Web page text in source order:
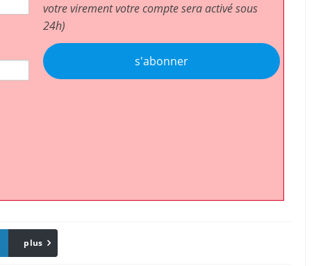
votre virement votre compte sera activé sous
24h)
s'abonner
Email
plus